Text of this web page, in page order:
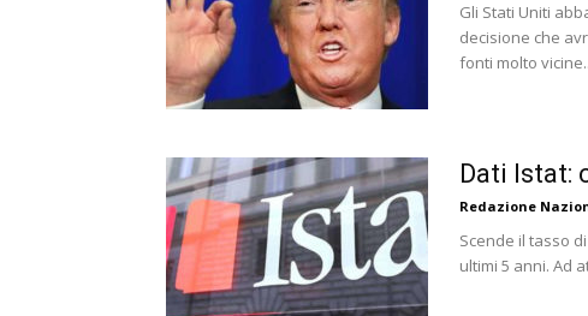
Gli Stati Uniti
decisione che
fonti molto
Dati Istat:
Redazione
Scende il tasso
ultimi 5 anni. Ad